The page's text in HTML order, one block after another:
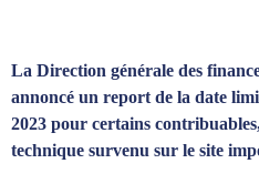
La Direction générale des
annoncé un report de la date
2023 pour certains
technique survenu sur le site